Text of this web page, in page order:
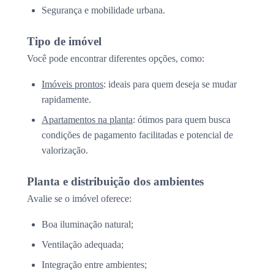
Segurança e mobilidade urbana.
Tipo de imóvel
Você pode encontrar diferentes opções, como:
Imóveis prontos: ideais para quem deseja se mudar
rapidamente.
Apartamentos na planta: ótimos para quem busca
condições de pagamento facilitadas e potencial de
valorização.
Planta e distribuição dos ambientes
Avalie se o imóvel oferece:
Boa iluminação natural;
Ventilação adequada;
Integração entre ambientes;